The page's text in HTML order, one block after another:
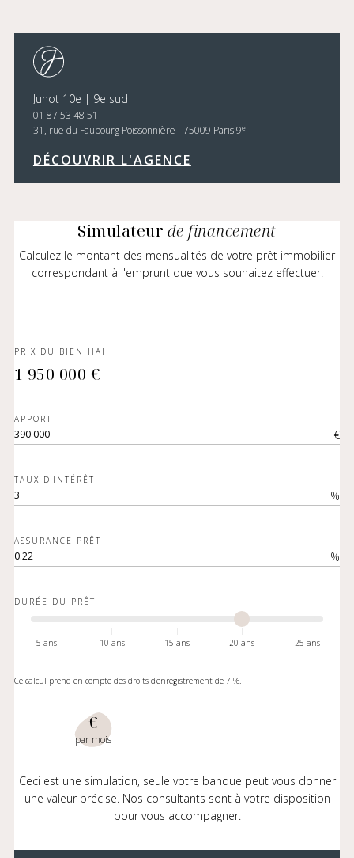
Junot 10e | 9e sud
01 87 53 48 51
31, rue du Faubourg Poissonnière - 75009 Paris 9e
DÉCOUVRIR L'AGENCE
Simulateur de financement
Calculez le montant des mensualités de votre prêt immobilier
correspondant à l'emprunt que vous souhaitez effectuer.
PRIX DU BIEN HAI
1 950 000 €
APPORT
€
TAUX D'INTÉRÊT
%
ASSURANCE PRÊT
%
DURÉE DU PRÊT
5 ans 10 ans 15 ans 20 ans 25 ans
Ce calcul prend en compte des droits d'enregistrement de 7 %.
€
par mois
Ceci est une simulation, seule votre banque peut vous donner
une valeur précise. Nos consultants sont à votre disposition
pour vous accompagner.